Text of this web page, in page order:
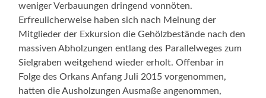
weniger Verbauungen dringend vonnöten.
Erfreulicherweise haben sich nach Meinung der
Mitglieder der Exkursion die Gehölzbestände nach den
massiven Abholzungen entlang des Parallelweges zum
Sielgraben weitgehend wieder erholt. Offenbar in
Folge des Orkans Anfang Juli 2015 vorgenommen,
hatten die Ausholzungen Ausmaße angenommen,